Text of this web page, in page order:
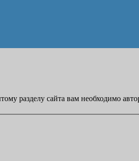
разделу сайта вам необходимо